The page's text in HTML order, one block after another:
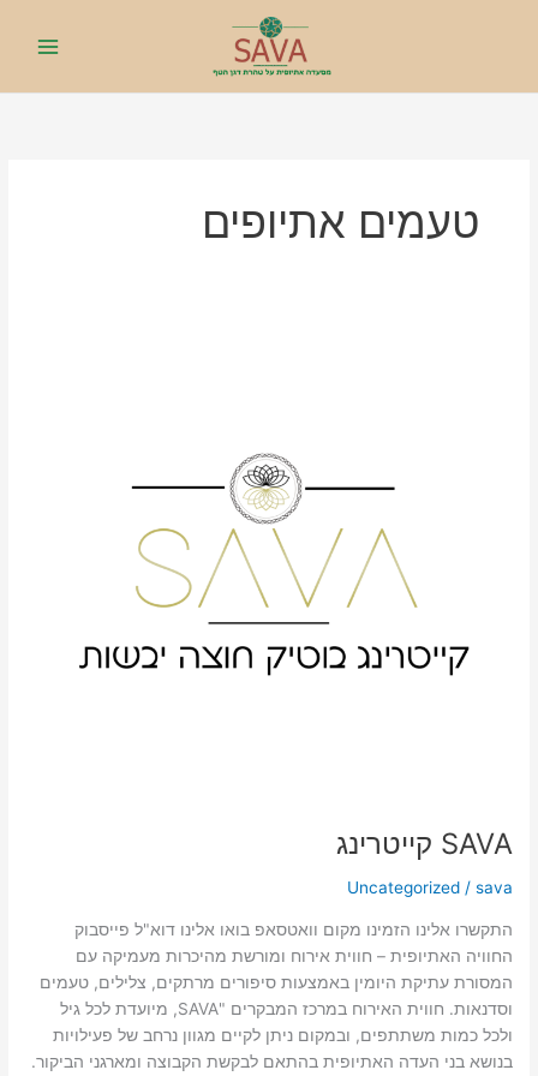
טעמים אתיופים
SAVA קייטרינג
Uncategorized/ sava
התקשרו אלינו הזמינו מקום וואטסאפ בואו אלינו דוא"ל פייסבוק
החוויה האתיופית – חווית אירוח ומורשת מהיכרות מעמיקה עם
המסורת עתיקת היומין באמצעות סיפורים מרתקים, צלילים, טעמים
וסדנאות. חווית האירוח במרכז המבקרים "SAVA, מיועדת לכל גיל
ולכל כמות משתתפים, ובמקום ניתן לקיים מגוון נרחב של פעילויות
בנושא בני העדה האתיופית בהתאם לבקשת הקבוצה ומארגני הביקור.